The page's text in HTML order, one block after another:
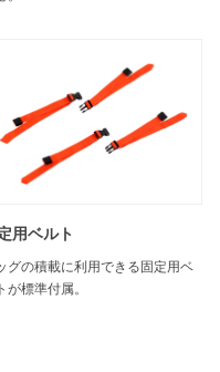
用ベルト
グの積載に利用できる固定用ベ
が標準付属。